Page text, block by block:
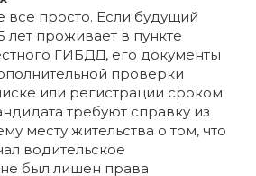
все просто. Если будущий
лет проживает в пункте
ГИБДД, его документы
проверки
или регистрации сроком
требуют справку из
месту жительства о том, что
водительское
был лишен права